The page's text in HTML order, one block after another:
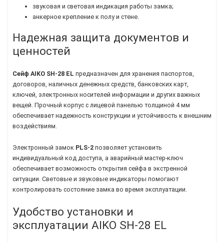
звуковая и световая индикация работы замка;
анкерное крепление к полу и стене.
Надежная защита документов и
ценностей
Сейф AIKO SH-28 EL предназначен для хранения паспортов,
договоров, наличных денежных средств, банковских карт,
ключей, электронных носителей информации и других важных
вещей. Прочный корпус с лицевой панелью толщиной 4 мм
обеспечивает надежность конструкции и устойчивость к внешним
воздействиям.
Электронный замок PLS-2 позволяет установить
индивидуальный код доступа, а аварийный мастер-ключ
обеспечивает возможность открытия сейфа в экстренной
ситуации. Световые и звуковые индикаторы помогают
контролировать состояние замка во время эксплуатации.
Удобство установки и
эксплуатации AIKO SH-28 EL